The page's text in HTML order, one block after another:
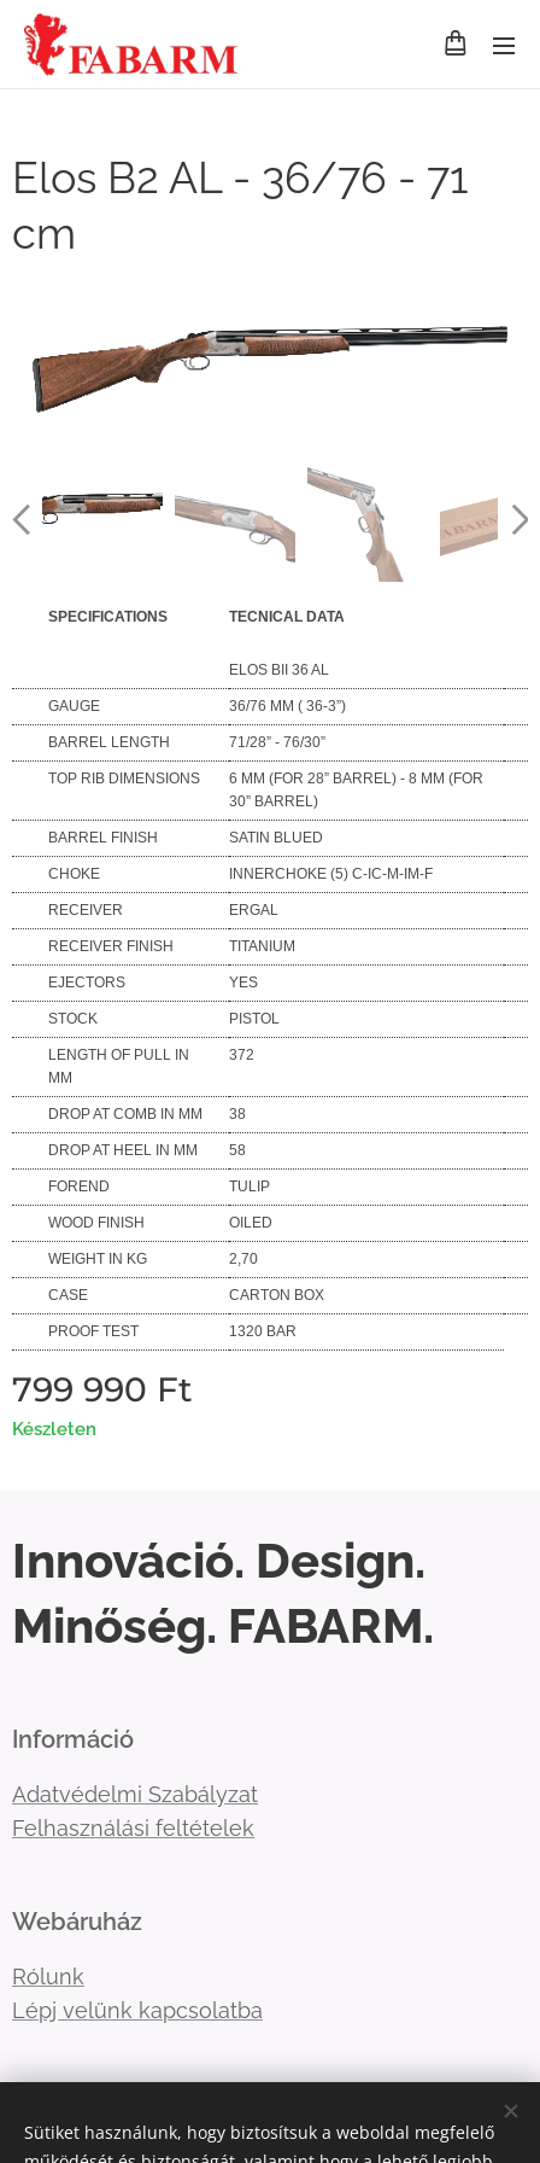
Elos B2 AL - 36/76 - 71
cm
SPECIFICATIONS TECNICAL DATA
ELOS BII 36 AL
GAUGE 36/76 MM ( 36-3”)
BARREL LENGTH 71/28” - 76/30”
TOP RIB DIMENSIONS
6 MM (FOR 28” BARREL) - 8 MM (FOR
30” BARREL)
BARREL FINISH SATIN BLUED
CHOKE INNERCHOKE (5) C-IC-M-IM-F
RECEIVER ERGAL
RECEIVER FINISH TITANIUM
EJECTORS YES
STOCK PISTOL
LENGTH OF PULL IN
MM
372
DROP AT COMB IN MM 38
DROP AT HEEL IN MM 58
FOREND TULIP
WOOD FINISH OILED
WEIGHT IN KG 2,70
CASE CARTON BOX
PROOF TEST 1320 BAR
799 990 Ft
Készleten
Innováció. Design.
Minőség. FABARM.
Információ
Adatvédelmi Szabályzat
Felhasználási feltételek
Webáruház
Rólunk
Lépj velünk kapcsolatba
@gmail.com
Telefonszám:06707767376
Sütiket használunk, hogy biztosítsuk a weboldal megfelelő